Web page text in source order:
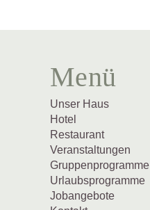
Menü
Navigation
überspringen
Unser Haus
Hotel
Restaurant
Veranstaltungen
Gruppenprogramme
Urlaubsprogramme
Jobangebote